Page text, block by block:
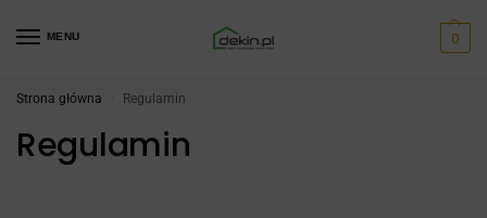
MENU 0
Strona główna Regulamin
Regulamin